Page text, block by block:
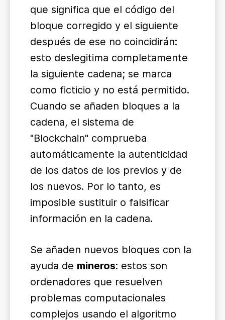
que significa que el código del
bloque corregido y el siguiente
después de ese no coincidirán:
esto deslegitima completamente
la siguiente cadena; se marca
como ficticio y no está permitido.
Cuando se añaden bloques a la
cadena, el sistema de
"Blockchain" comprueba
automáticamente la autenticidad
de los datos de los previos y de
los nuevos. Por lo tanto, es
imposible sustituir o falsificar
información en la cadena.
Se añaden nuevos bloques con la
ayuda de mineros: estos son
ordenadores que resuelven
problemas computacionales
complejos usando el algoritmo